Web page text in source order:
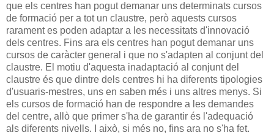
que els centres han pogut demanar uns determinats cursos
de formació per a tot un claustre, però aquests cursos
rarament es poden adaptar a les necessitats d'innovació
dels centres. Fins ara els centres han pogut demanar uns
cursos de caràcter general i que no s'adapten al conjunt del
claustre. El motiu d'aquesta inadaptació al conjunt del
claustre és que dintre dels centres hi ha diferents tipologies
d'usuaris-mestres, uns en saben més i uns altres menys. Si
els cursos de formació han de respondre a les demandes
del centre, allò que primer s'ha de garantir és l'adequació
als diferents nivells. I això, si més no, fins ara no s'ha fet.